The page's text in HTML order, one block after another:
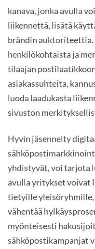
kanava, jonka avulla
liikennettä, lisätä
brändin
henkilökohtaista ja
tilaajan
asiakassuhteita,
luoda laadukasta
sivuston
Hyvin jäsennelty
yhdistyvät, voi tarjota
avulla yritykset voivat
tietyille
vähentää
myönteisesti
sähköpostikampanjat